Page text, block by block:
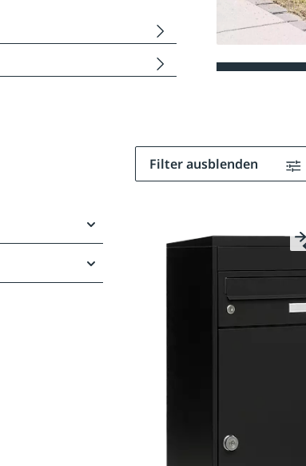
Filter ausblenden